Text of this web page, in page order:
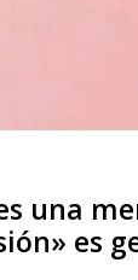
una
es